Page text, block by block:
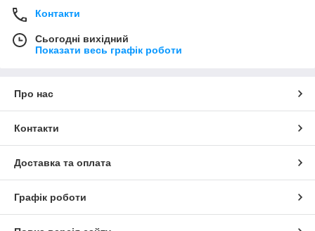
Контакти
Сьогодні вихідний
Показати весь графік роботи
Про нас
Контакти
Доставка та оплата
Графік роботи